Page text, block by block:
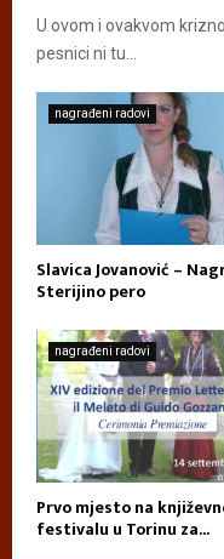
U ovom i ovakvom
pesnici ni tu...
nagrađeni radovi
Slavica Jovanović –
Sterijino pero
nagrađeni radovi
Prvo mjesto na
festivalu u Torinu za...